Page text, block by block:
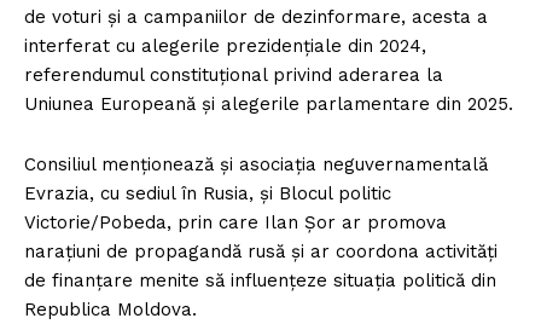
de voturi și a campaniilor de dezinformare, acesta a
interferat cu alegerile prezidențiale din 2024,
referendumul constituțional privind aderarea la
Uniunea Europeană și alegerile parlamentare din 2025.
Consiliul menționează și asociația neguvernamentală
Evrazia, cu sediul în Rusia, și Blocul politic
Victorie/Pobeda, prin care Ilan Șor ar promova
narațiuni de propagandă rusă și ar coordona activități
de finanțare menite să influențeze situația politică din
Republica Moldova.